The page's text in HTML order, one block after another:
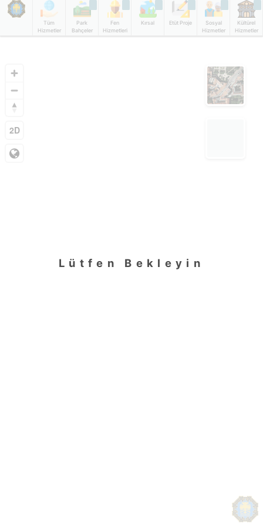
Tüm
Hizmetler
Park
Bahçeler
Fen
Hizmetleri
Kırsal Etüt Proje
Sosyal
Hizmetler
Kültürel
Hizmetler
Lütfen Bekleyin